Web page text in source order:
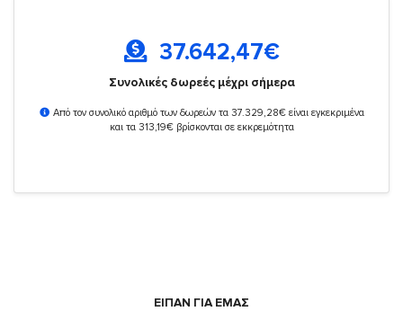
37.642,47€
Συνολικές δωρεές μέχρι σήμερα
Από τον συνολικό αριθμό των δωρεών τα 37.329,28€ είναι εγκεκριμένα
και τα 313,19€ βρίσκονται σε εκκρεμότητα
ΕΙΠΑΝ ΓΙΑ ΕΜΑΣ